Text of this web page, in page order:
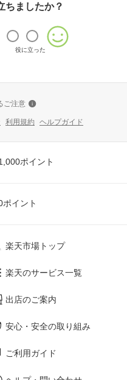
ちましたか？
役に立った
ご注意
利用規約 ヘルプガイド
ポイント
イント
楽天市場トップ
楽天のサービス一覧
出店のご案内
安心・安全の取り組み
ご利用ガイド